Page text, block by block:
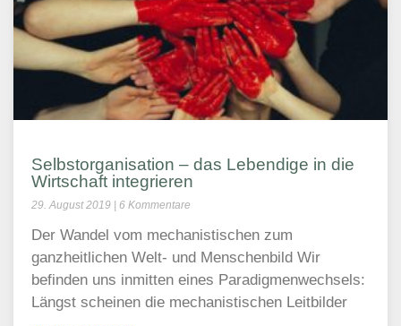
Selbstorganisation – das Lebendige in die
Wirtschaft integrieren
29. August 2019 6 Kommentare
Der Wandel vom mechanistischen zum
ganzheitlichen Welt- und Menschenbild Wir
befinden uns inmitten eines Paradigmenwechsels:
Längst scheinen die mechanistischen Leitbilder